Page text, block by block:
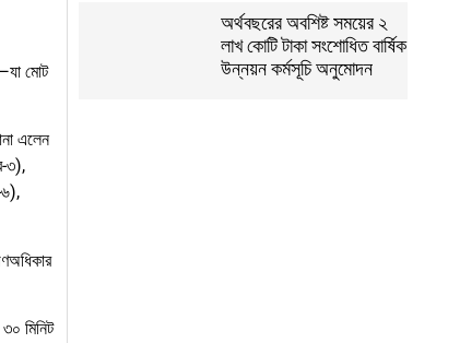
মোট
এলেন
৩),
৬),
মিনিট
অর্থবছরের অবশিষ্ট সময়ের ২
লাখ কোটি টাকা সংশোধিত বার্ষিক
উন্নয়ন কর্মসূচি অনুমোদন